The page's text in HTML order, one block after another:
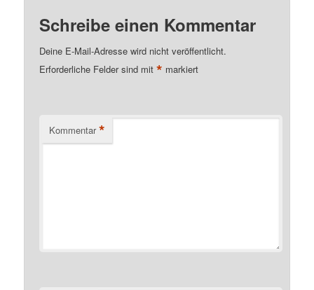
Schreibe einen Kommentar
Deine E-Mail-Adresse wird nicht veröffentlicht.
Erforderliche Felder sind mit* markiert
Kommentar *